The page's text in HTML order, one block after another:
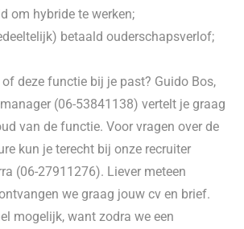
om hybride te werken;
betaald ouderschapsverlof;
deze functie bij je past? Guido Bos,
(06-53841138) vertelt je graag
van de functie. Voor vragen over de
kun je terecht bij onze recruiter
(06-27911276). Liever meteen
we graag jouw cv en brief.
mogelijk, want zodra we een